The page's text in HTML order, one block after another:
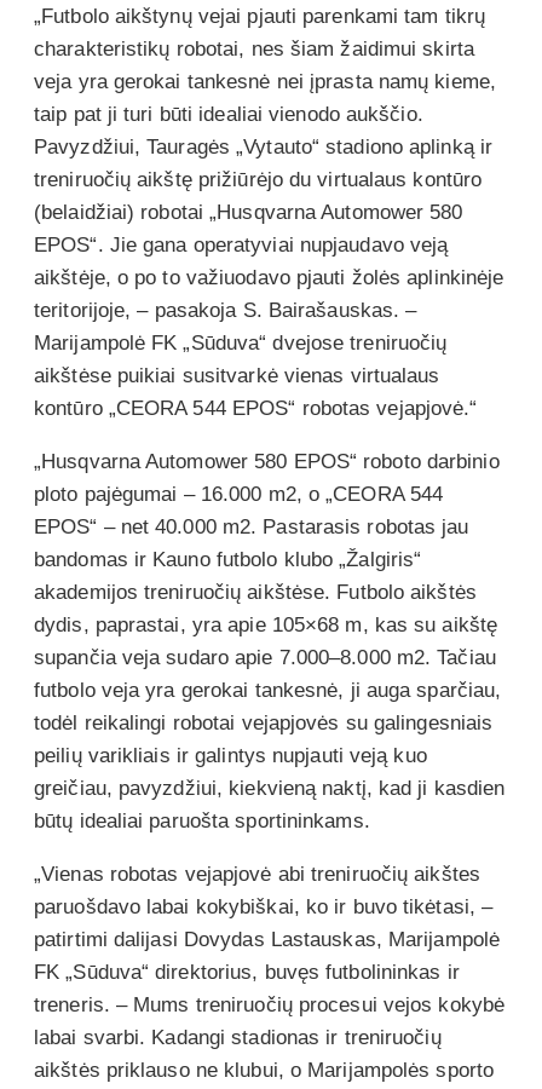
„Futbolo aikštynų vejai pjauti parenkami tam tikrų
charakteristikų robotai, nes šiam žaidimui skirta
veja yra gerokai tankesnė nei įprasta namų kieme,
taip pat ji turi būti idealiai vienodo aukščio.
Pavyzdžiui, Tauragės „Vytauto“ stadiono aplinką ir
treniruočių aikštę prižiūrėjo du virtualaus kontūro
(belaidžiai) robotai „Husqvarna Automower 580
EPOS“. Jie gana operatyviai nupjaudavo veją
aikštėje, o po to važiuodavo pjauti žolės aplinkinėje
teritorijoje, – pasakoja S. Bairašauskas. –
Marijampolė FK „Sūduva“ dvejose treniruočių
aikštėse puikiai susitvarkė vienas virtualaus
kontūro „CEORA 544 EPOS“ robotas vejapjovė.“
„Husqvarna Automower 580 EPOS“ roboto darbinio
ploto pajėgumai – 16.000 m2, o „CEORA 544
EPOS“ – net 40.000 m2. Pastarasis robotas jau
bandomas ir Kauno futbolo klubo „Žalgiris“
akademijos treniruočių aikštėse. Futbolo aikštės
dydis, paprastai, yra apie 105×68 m, kas su aikštę
supančia veja sudaro apie 7.000–8.000 m2. Tačiau
futbolo veja yra gerokai tankesnė, ji auga sparčiau,
todėl reikalingi robotai vejapjovės su galingesniais
peilių varikliais ir galintys nupjauti veją kuo
greičiau, pavyzdžiui, kiekvieną naktį, kad ji kasdien
būtų idealiai paruošta sportininkams.
„Vienas robotas vejapjovė abi treniruočių aikštes
paruošdavo labai kokybiškai, ko ir buvo tikėtasi, –
patirtimi dalijasi Dovydas Lastauskas, Marijampolė
FK „Sūduva“ direktorius, buvęs futbolininkas ir
treneris. – Mums treniruočių procesui vejos kokybė
labai svarbi. Kadangi stadionas ir treniruočių
aikštės priklauso ne klubui, o Marijampolės sporto